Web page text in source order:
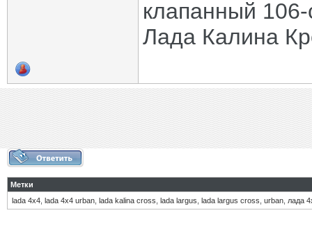
клапанный
Лада Калина
Метки
lada 4х4 lada 4х4 urban lada kalina cross lada largus lada largus cross urban лада